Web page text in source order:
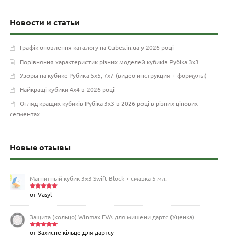
Новости и статьи
Графік оновлення каталогу на Cubes.in.ua у 2026 році
Порівняння характеристик різних моделей кубиків Рубіка 3х3
Узоры на кубике Рубика 5х5, 7х7 (видео инструкция + формулы)
Найкращі кубики 4х4 в 2026 році
Огляд кращих кубиків Рубіка 3х3 в 2026 році в різних цінових
сегментах
Новые отзывы
Магнитный кубик 3х3 Swift Block + смазка 5 мл.
Оценка
от Vasyl
Защита (кольцо) Winmax EVA для мишени дартс (Уценка)
Оценка5
от Захисне кільце для дартсу